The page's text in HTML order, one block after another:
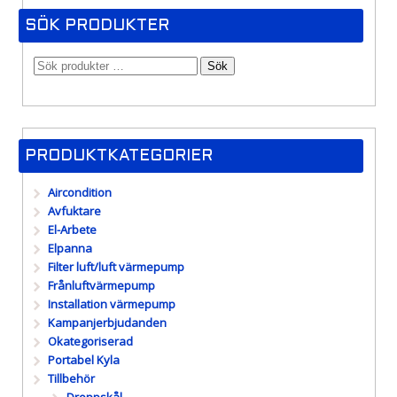
SÖK PRODUKTER
Sök
PRODUKTKATEGORIER
Aircondition
Avfuktare
El-Arbete
Elpanna
Filter luft/luft värmepump
Frånluftvärmepump
Installation värmepump
Kampanjerbjudanden
Okategoriserad
Portabel Kyla
Tillbehör